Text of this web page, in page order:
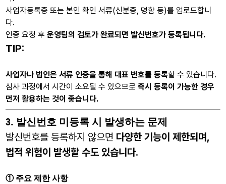
사업자등록증 또는 본인 확인 서류(신분증, 명함 등)를 업로드합니
다.
인증 요청 후운영팀의 검토가 완료되면 발신번호가 등록됩니다.
TIP:
사업자나 법인은 서류 인증을 통해 대표 번호를 등록할 수 있습니다.
심사 과정에서 시간이 소요될 수 있으므로즉시 등록이 가능한 경우
먼저 활용하는 것이 좋습니다.
3. 발신번호 미등록 시 발생하는 문제
발신번호를 등록하지 않으면 다양한 기능이 제한되며,
법적 위험이 발생할 수도 있습니다.
① 주요 제한 사항